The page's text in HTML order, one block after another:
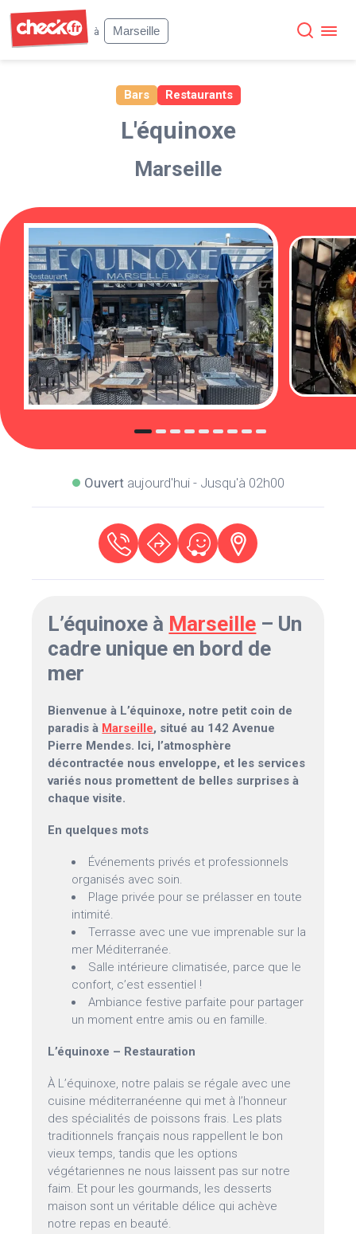
à
Marseille
Bars Restaurants
L'équinoxe
Marseille
Ouvertaujourd'hui - Jusqu'à 02h00
L’équinoxe à Marseille – Un
cadre unique en bord de
mer
Bienvenue à L’équinoxe, notre petit coin de
paradis à Marseille, situé au 142 Avenue
Pierre Mendes. Ici, l’atmosphère
décontractée nous enveloppe, et les services
variés nous promettent de belles surprises à
chaque visite.
En quelques mots
Événements privés et professionnels
organisés avec soin.
Plage privée pour se prélasser en toute
intimité.
Terrasse avec une vue imprenable sur la
mer Méditerranée.
Salle intérieure climatisée, parce que le
confort, c’est essentiel !
Ambiance festive parfaite pour partager
un moment entre amis ou en famille.
L’équinoxe – Restauration
À L’équinoxe, notre palais se régale avec une
cuisine méditerranéenne qui met à l’honneur
des spécialités de poissons frais. Les plats
traditionnels français nous rappellent le bon
vieux temps, tandis que les options
végétariennes ne nous laissent pas sur notre
faim. Et pour les gourmands, les desserts
maison sont un véritable délice qui achève
notre repas en beauté.